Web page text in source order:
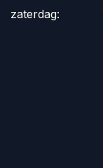
zaterdag: